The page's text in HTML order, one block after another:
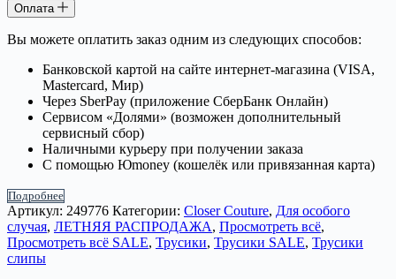
Оплата
Вы можете оплатить заказ одним из следующих способов:
Банковской картой на сайте интернет-магазина (VISA,
Mastercard, Мир)
Через SberPay (приложение СберБанк Онлайн)
Сервисом «Долями» (возможен дополнительный
сервисный сбор)
Наличными курьеру при получении заказа
С помощью Юmoney (кошелёк или привязанная карта)
Подробнее
Артикул: 249776 Категории: Closer Couture, Для особого
случая, ЛЕТНЯЯ РАСПРОДАЖА, Просмотреть всё,
Просмотреть всё SALE, Трусики, Трусики SALE, Трусики
слипы